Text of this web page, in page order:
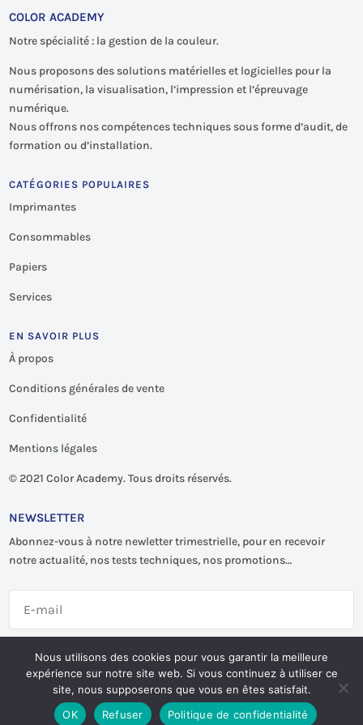
COLOR ACADEMY
Notre spécialité : la gestion de la couleur.
Nous proposons des solutions matérielles et logicielles pour la
numérisation, la visualisation, l’impression et l’épreuvage
numérique.
Nous offrons nos compétences techniques sous forme d’audit, de
formation ou d’installation.
CATÉGORIES POPULAIRES
Imprimantes
Consommables
Papiers
Services
EN SAVOIR PLUS
À propos
Conditions générales de vente
Confidentialité
Mentions légales
© 2021 Color Academy. Tous droits réservés.
NEWSLETTER
Abonnez-vous à notre newletter trimestrielle, pour en recevoir
notre actualité, nos tests techniques, nos promotions…
S'abonner
Nous utilisons des cookies pour vous garantir la meilleure
expérience sur notre site web. Si vous continuez à utiliser ce
site, nous supposerons que vous en êtes satisfait.
OK
Refuser Politique de confidentialité